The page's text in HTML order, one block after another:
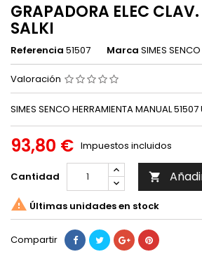
GRAPADORA ELEC
SALKI
Referencia 51507 Marca SIMES SENCO
Valoración
SIMES SENCO HERRAMIENTA MANUAL 51507
93,80 € Impuestos incluidos
Cantidad 
 Últimas unidades en stock
Compartir